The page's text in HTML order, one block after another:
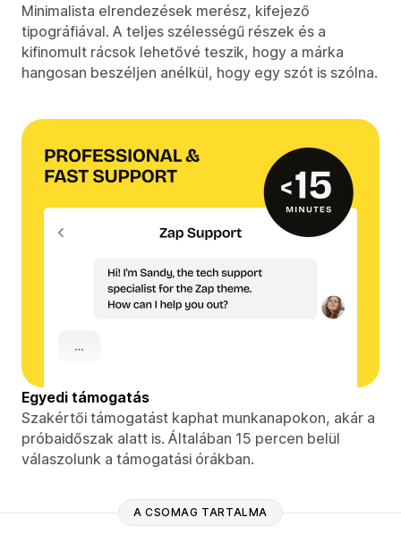
Minimalista elrendezések merész, kifejező
tipográfiával. A teljes szélességű részek és a
kifinomult rácsok lehetővé teszik, hogy a márka
hangosan beszéljen anélkül, hogy egy szót is szólna.
Egyedi támogatás
Szakértői támogatást kaphat munkanapokon, akár a
próbaidőszak alatt is. Általában 15 percen belül
válaszolunk a támogatási órákban.
A CSOMAG TARTALMA